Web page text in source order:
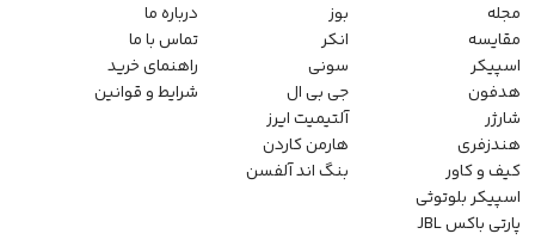
مجله
مقایسه
اسپیکر
هدفون
شارژر
هندزفری
کیف و کاور
اسپیکر بلوتوثی
پارتی باکس JBL
بوز
انکر
سونی
جی بی ال
آلتیمیت ایرز
هارمن کاردن
بنگ اند آلفسن
درباره ما
تماس با ما
راهنمای خرید
شرایط و قوانین